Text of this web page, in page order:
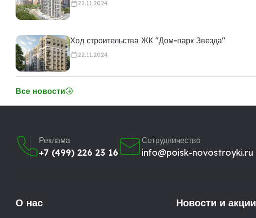
22.11.2024
Ход строительства ЖК "Дом-парк Звезда"
22.11.2024
Все новости
Реклама
+7 (499) 226 23 16
Сотрудничество
info@poisk-novostroyki.ru
О нас Новости и акции